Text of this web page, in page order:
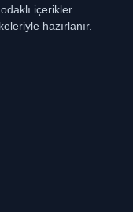
içerikler
hazırlanır.